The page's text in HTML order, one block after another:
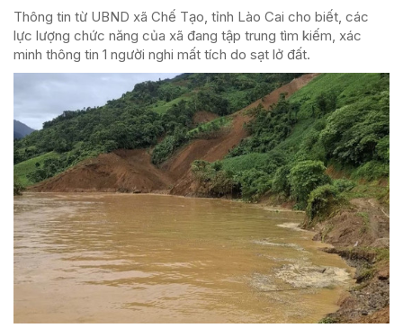
Thông tin từ UBND xã Chế Tạo, tỉnh Lào Cai cho biết, các
lực lượng chức năng của xã đang tập trung tìm kiếm, xác
minh thông tin 1 người nghi mất tích do sạt lở đất.